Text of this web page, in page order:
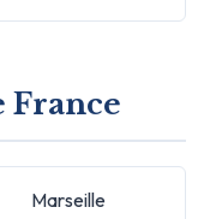
France
Marseille